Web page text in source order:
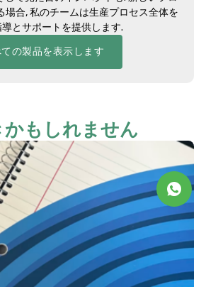
場合, 私のチームは生産プロセス全体を
とサポートを提供します.
の製品を表示します
もしれません